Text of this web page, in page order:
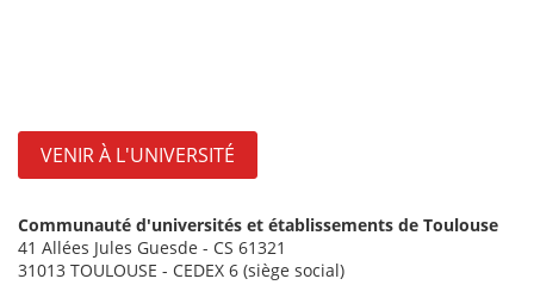
VENIR À L'UNIVERSITÉ
Communauté d'universités et établissements de Toulouse
41 Allées Jules Guesde - CS 61321
31013 TOULOUSE - CEDEX 6 (siège social)